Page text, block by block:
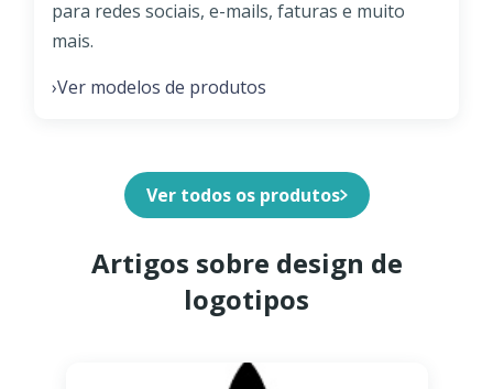
para redes sociais, e-mails, faturas e muito
mais.
›Ver modelos de produtos
Ver todos os produtos
Artigos sobre design de
logotipos